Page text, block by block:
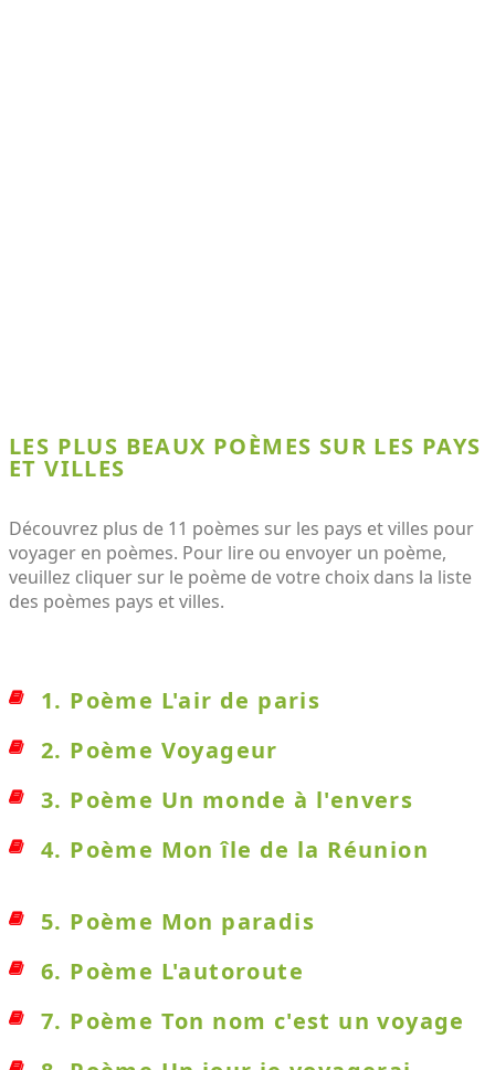
LES PLUS BEAUX POÈMES SUR LES PAYS
ET VILLES
Découvrez plus de 11 poèmes sur les pays et villes pour
voyager en poèmes. Pour lire ou envoyer un poème,
veuillez cliquer sur le poème de votre choix dans la liste
des poèmes pays et villes.
1. Poème L'air de paris
2. Poème Voyageur
3. Poème Un monde à l'envers
4. Poème Mon île de la Réunion
5. Poème Mon paradis
6. Poème L'autoroute
7. Poème Ton nom c'est un voyage